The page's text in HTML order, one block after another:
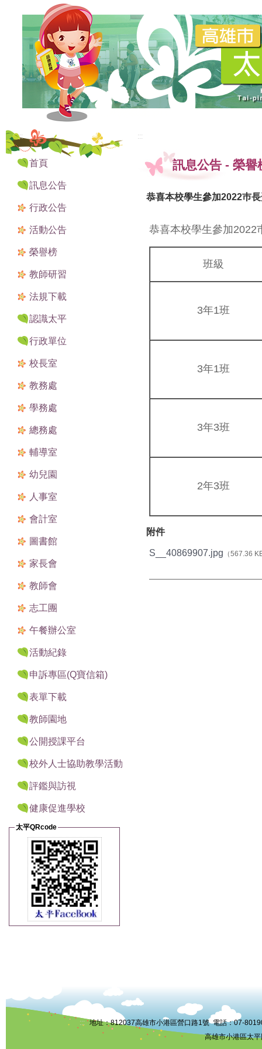
:::
首頁
訊息公告
行政公告
活動公告
榮譽榜
教師研習
法規下載
認識太平
行政單位
校長室
教務處
學務處
總務處
輔導室
幼兒園
人事室
會計室
圖書館
家長會
教師會
志工團
午餐辦公室
活動紀錄
申訴專區(Q寶信箱)
表單下載
教師園地
公開授課平台
校外人士協助教學活動
評鑑與訪視
健康促進學校
太平QRcode
:::
訊息公告 - 榮譽
恭喜本校學生參加2022巿
恭喜本校學生參加2022
班級
3年1班
3年1班
3年3班
2年3班
附件
S__40869907.jpg （567.36
::: 地址：812037高雄市小港區營口路1號 電話：07-
高雄市小港區太